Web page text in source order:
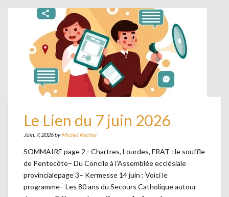
Le Lien du 7 juin 2026
Juin. 7, 2026 byMichel Rocher
SOMMAIRE page 2– Chartres, Lourdes, FRAT : le souffle
de Pentecôte– Du Concile à l’Assemblée ecclésiale
provincialepage 3– Kermesse 14 juin : Voici le
programme– Les 80 ans du Secours Catholique autour